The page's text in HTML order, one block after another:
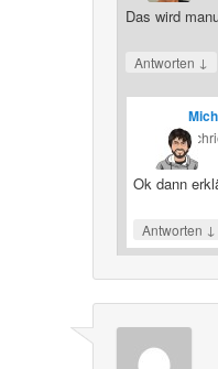
Das wird
Antworten ↓
Ok dann
Antworten ↓